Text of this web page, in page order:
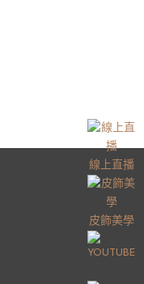
線上直播
皮飾美學